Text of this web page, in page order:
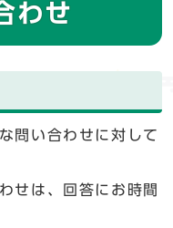
わせ
問い合わせに対して
せは、回答にお時間